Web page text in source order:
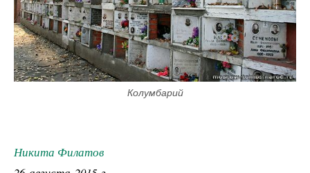
Колумбарий
Никита Филатов